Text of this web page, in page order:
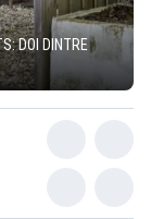
DOI DINTRE